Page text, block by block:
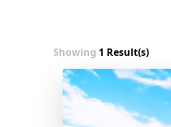
Showing 1 Result(s)